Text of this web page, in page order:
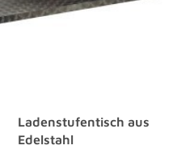
Ladenstufentisch aus
Edelstahl